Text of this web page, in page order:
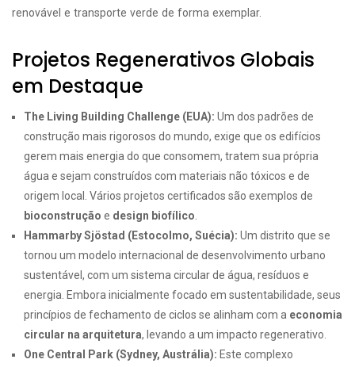
renovável e transporte verde de forma exemplar.
Projetos Regenerativos Globais
em Destaque
The Living Building Challenge (EUA): Um dos padrões de
construção mais rigorosos do mundo, exige que os edifícios
gerem mais energia do que consomem, tratem sua própria
água e sejam construídos com materiais não tóxicos e de
origem local. Vários projetos certificados são exemplos de
bioconstrução e design biofílico
Hammarby Sjöstad (Estocolmo, Suécia): Um distrito que se
tornou um modelo internacional de desenvolvimento urbano
sustentável, com um sistema circular de água, resíduos e
energia. Embora inicialmente focado em sustentabilidade, seus
princípios de fechamento de ciclos se alinham com a economia
circular na arquitetura, levando a um impacto regenerativo.
One Central Park (Sydney, Austrália): Este complexo